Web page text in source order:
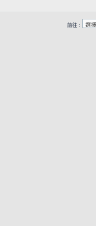
前往 :